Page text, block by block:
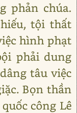
phản chúa.
tội thất
hình phạt
phải dung
tâu việc
Bọn thần
công Lê